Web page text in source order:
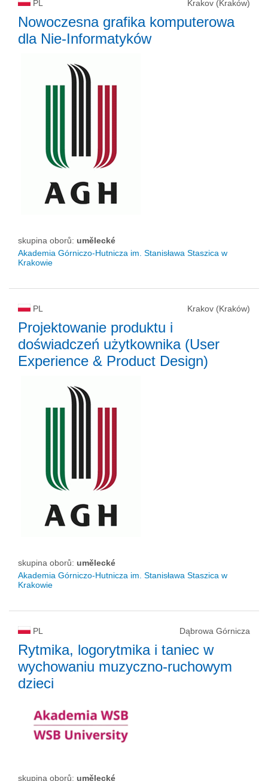
PL Krakov (Kraków)
Nowoczesna grafika komputerowa
dla Nie-Informatyków
skupina oborů: umělecké
Akademia Górniczo-Hutnicza im. Stanisława Staszica w
Krakowie
PL Krakov (Kraków)
Projektowanie produktu i
doświadczeń użytkownika (User
Experience & Product Design)
skupina oborů: umělecké
Akademia Górniczo-Hutnicza im. Stanisława Staszica w
Krakowie
PL Dąbrowa Górnicza
Rytmika, logorytmika i taniec w
wychowaniu muzyczno-ruchowym
dzieci
skupina oborů: umělecké